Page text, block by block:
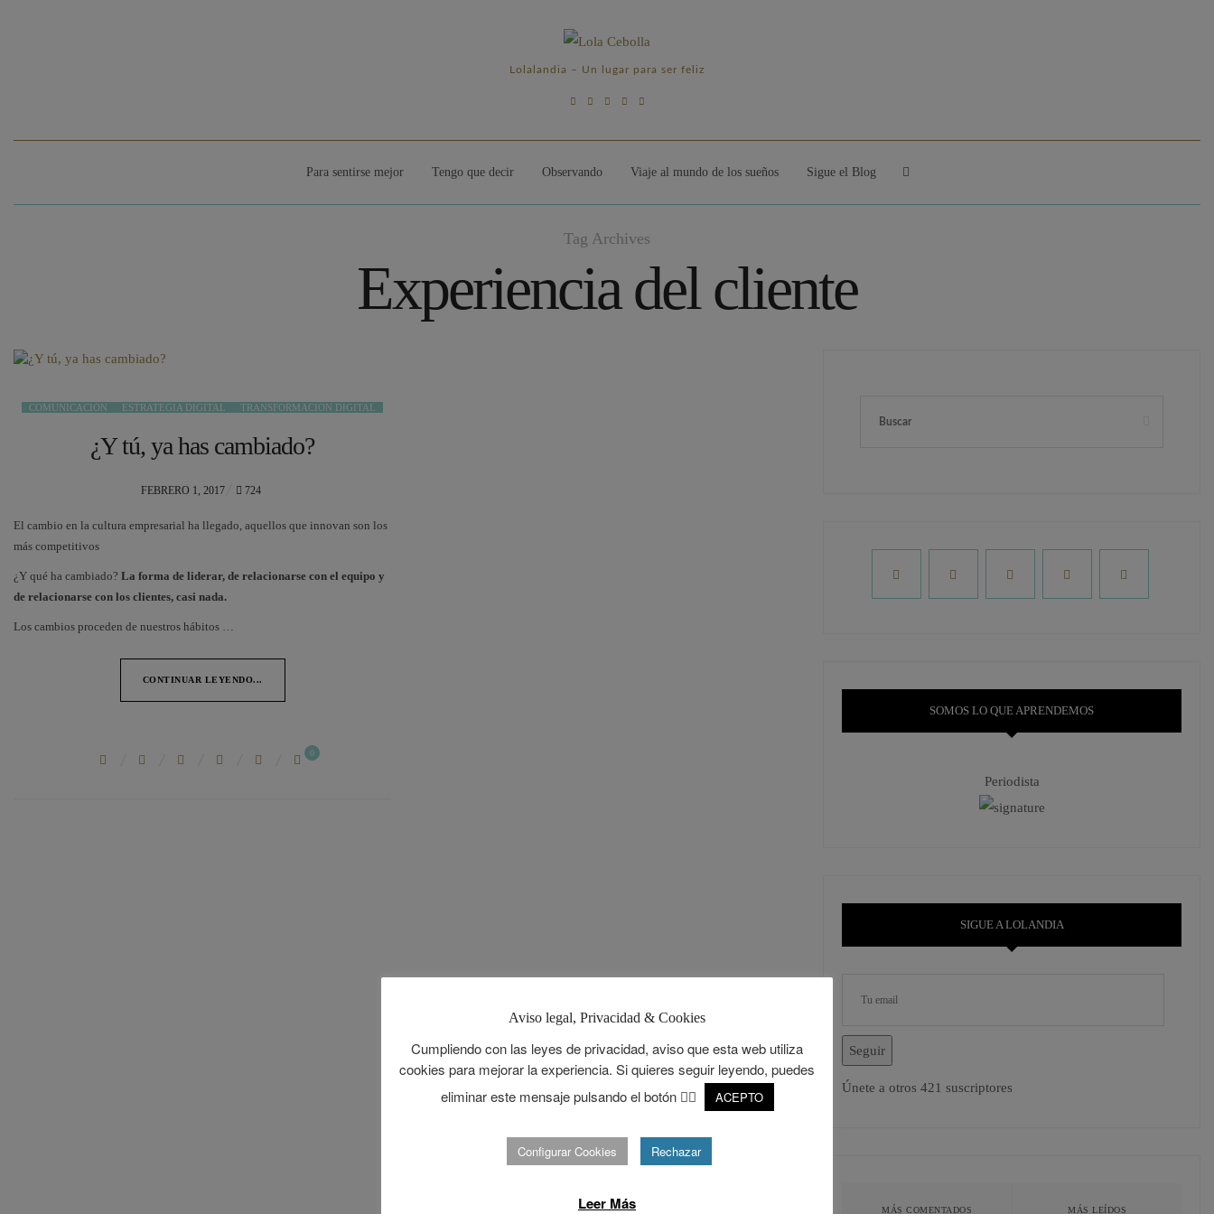
Lolalandia – Un lugar para ser feliz
Para sentirse mejor Tengo que decir Observando Viaje al mundo de los sueños Sigue el Blog
Tag Archives
Experiencia del cliente
COMUNICACIÓN ESTRATEGIA DIGITAL TRANSFORMACIÓN DIGITAL
¿Y tú, ya has cambiado?
POSTED
FEBRERO 1, 2017 724
El cambio en la cultura empresarial ha llegado, aquellos que innovan son los
más competitivos
¿Y qué ha cambiado? La forma de liderar, de relacionarse con el equipo y
de relacionarse con los clientes, casi nada.
Los cambios proceden de nuestros hábitos …
CONTINUAR LEYENDO...
0
SOMOS LO QUE APRENDEMOS
Periodista
SIGUE A LOLANDIA
Seguir
Únete a otros 421 suscriptores
MÁS COMENTADOS MÁS LEÍDOS
Aviso legal, Privacidad & Cookies
Cumpliendo con las leyes de privacidad, aviso que esta web utiliza
cookies para mejorar la experiencia. Si quieres seguir leyendo, puedes
eliminar este mensaje pulsando el botón 👉🏻
ACEPTO
Configurar Cookies Rechazar
Leer Más